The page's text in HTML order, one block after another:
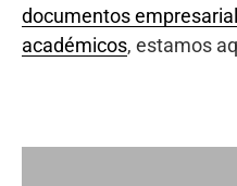
documentos
académicos, estamos